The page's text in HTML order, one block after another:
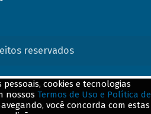
reservados
cookies e tecnologias
nossos Termos de Uso e Política de
você concorda com estas